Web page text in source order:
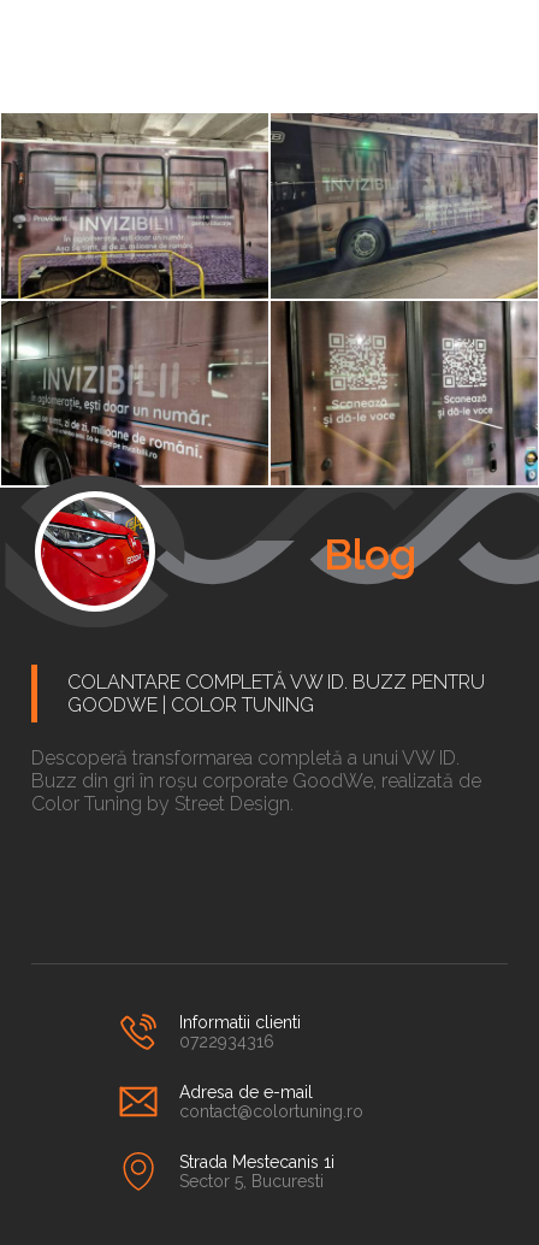
Blog
COLANTARE COMPLETĂ VW ID. BUZZ PENTRU
GOODWE | COLOR TUNING
Descoperă transformarea completă a unui VW ID.
Buzz din gri în roșu corporate GoodWe, realizată de
Color Tuning by Street Design.
Informatii clienti
0722934316
Adresa de e-mail
contact@colortuning.ro
Strada Mestecanis 1i
Sector 5, Bucuresti